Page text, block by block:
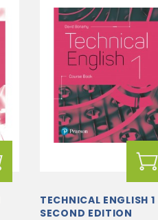
TECHNICAL ENGLISH 1
SECOND EDITION